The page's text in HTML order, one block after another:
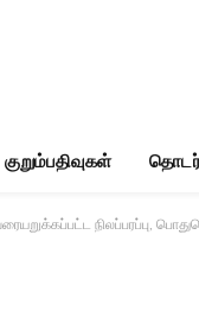
குறும்பதிவுகள்
நிலப்பரப்பு,